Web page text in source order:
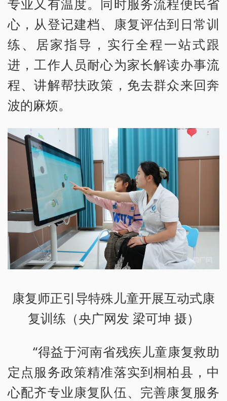
专业又有温度。同时服务流程便民省
心，从登记建档、康复评估到日常训
练、居家指导，实行全程一站式跟
进，工作人员耐心为家长解读办事流
程、讲解帮扶政策，免去群众来回奔
波的麻烦。
康复师正引导特殊儿童开展互动式康
复训练（央广网发 梁可坤 摄）
“得益于河南省残疾儿童康复救助
定点服务政策精准落实到桐柏县，中
心配齐专业康复队伍、完善康复服务